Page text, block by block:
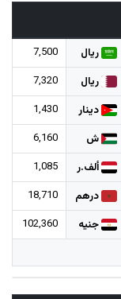
ريال
7,500
ريال
7,320
دينار
1,430
ش
6,160
ألف.ر 1,085
درهم
18,710
جنيه 102,360